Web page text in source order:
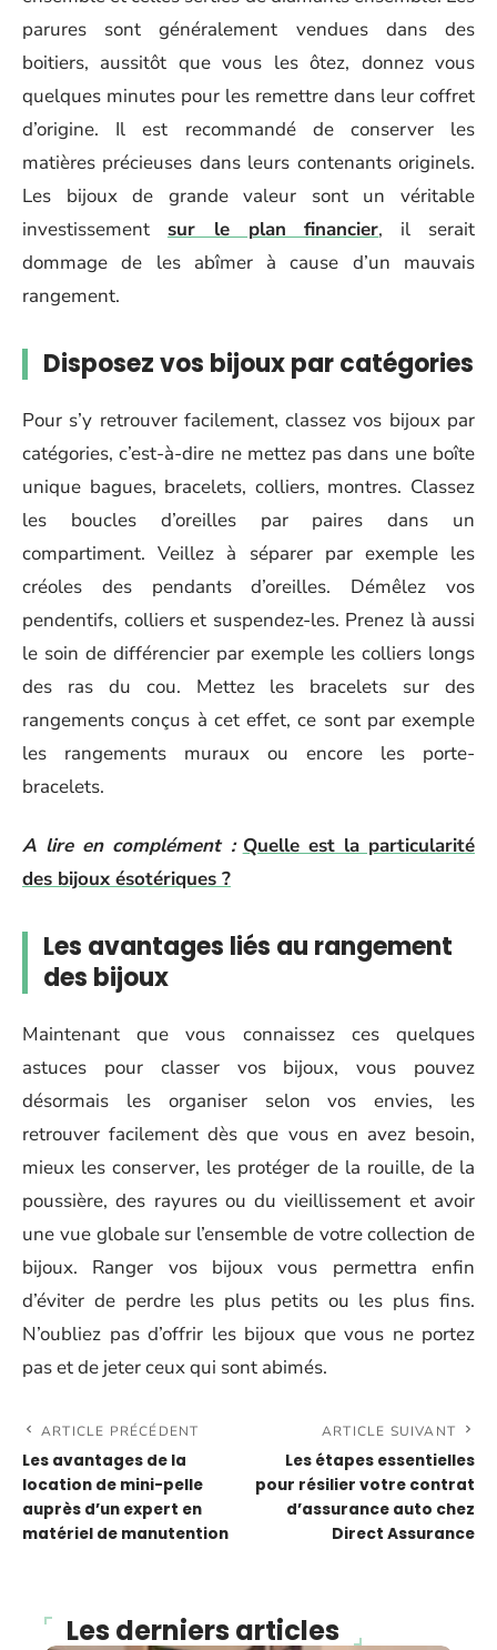
parures sont généralement vendues dans des
boitiers, aussitôt que vous les ôtez, donnez vous
quelques minutes pour les remettre dans leur coffret
d’origine. Il est recommandé de conserver les
matières précieuses dans leurs contenants originels.
Les bijoux de grande valeur sont un véritable
investissement sur le plan financier, il serait
dommage de les abîmer à cause d’un mauvais
rangement.
Disposez vos bijoux par catégories
Pour s’y retrouver facilement, classez vos bijoux par
catégories, c’est-à-dire ne mettez pas dans une boîte
unique bagues, bracelets, colliers, montres. Classez
les boucles d’oreilles par paires dans un
compartiment. Veillez à séparer par exemple les
créoles des pendants d’oreilles. Démêlez vos
pendentifs, colliers et suspendez-les. Prenez là aussi
le soin de différencier par exemple les colliers longs
des ras du cou. Mettez les bracelets sur des
rangements conçus à cet effet, ce sont par exemple
les rangements muraux ou encore les porte-
bracelets.
A lire en complément : Quelle est la particularité
des bijoux ésotériques ?
Les avantages liés au rangement
des bijoux
Maintenant que vous connaissez ces quelques
astuces pour classer vos bijoux, vous pouvez
désormais les organiser selon vos envies, les
retrouver facilement dès que vous en avez besoin,
mieux les conserver, les protéger de la rouille, de la
poussière, des rayures ou du vieillissement et avoir
une vue globale sur l’ensemble de votre collection de
bijoux. Ranger vos bijoux vous permettra enfin
d’éviter de perdre les plus petits ou les plus fins.
N’oubliez pas d’offrir les bijoux que vous ne portez
pas et de jeter ceux qui sont abimés.
ARTICLE PRÉCÉDENT
Les avantages de la
location de mini-pelle
auprès d’un expert en
matériel de manutention
ARTICLE SUIVANT
Les étapes essentielles
pour résilier votre contrat
d’assurance auto chez
Direct Assurance
Les derniers articles